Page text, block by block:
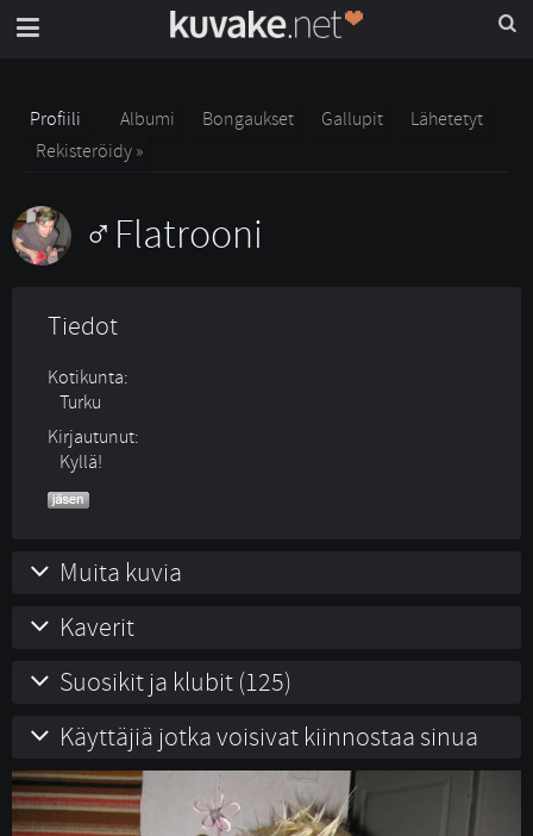
Profiili Albumi Bongaukset Gallupit
Lähetetyt
Rekisteröidy »
Flatrooni
Tiedot
Kotikunta:
Turku
Kirjautunut:
Kyllä!
Muita kuvia
Kaverit
Suosikit ja klubit (125)
Käyttäjiä jotka voisivat kiinnostaa sinua